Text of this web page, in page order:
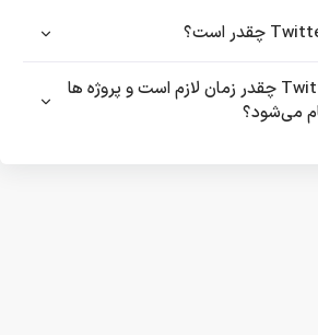
برای انجام پروژه Twitter چقدر زمان لازم است و پروژه ها
می‌شود؟